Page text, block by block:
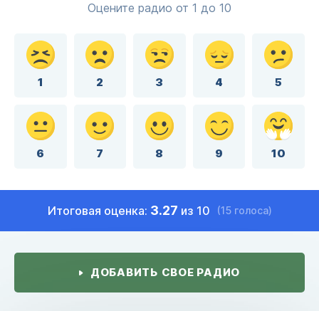
Оцените радио от 1 до 10
1 2 3 4 5
6 7 8 9 10
Итоговая оценка: 3.27 из 10 (15 голоса)
ДОБАВИТЬ СВОЕ РАДИО